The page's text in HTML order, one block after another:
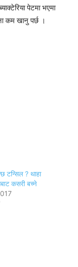
पेटमा भएमा
कम खानु पर्छ ।
टन्सिल ? थाहा
कसरी बच्ने